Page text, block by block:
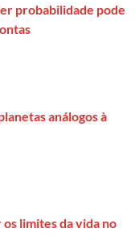
probabilidade pode
análogos à
limites da vida no